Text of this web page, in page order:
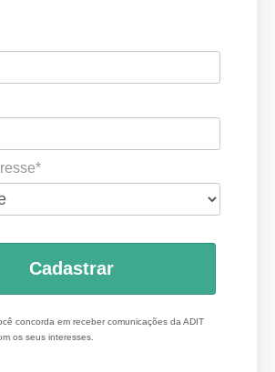
Cadastrar
concorda em receber comunicações da ADIT
os seus interesses.